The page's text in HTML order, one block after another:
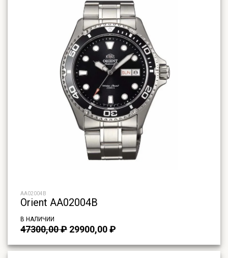
AA02004B
Orient AA02004B
В НАЛИЧИИ
47300,00₽ Первоначальная
составляла
29900,00₽
29900,00 ₽.